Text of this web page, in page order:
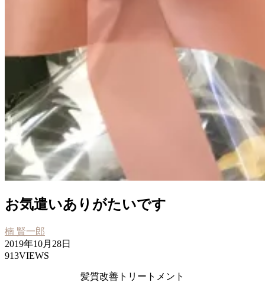
お気遣いありがたいです
楠 賢一郎
2019年10月28日
913VIEWS
髪質改善トリートメント